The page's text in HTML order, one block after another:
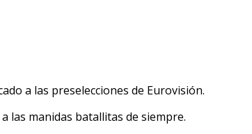
a las preselecciones de Eurovisión.
las manidas batallitas de siempre.